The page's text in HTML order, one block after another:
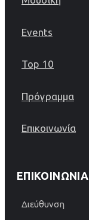
Events
Top 10
Πρόγραμμα
Επικοινωνία
ΕΠΙΚΟΙΝΩΝΊΑ
Διεύθυνση